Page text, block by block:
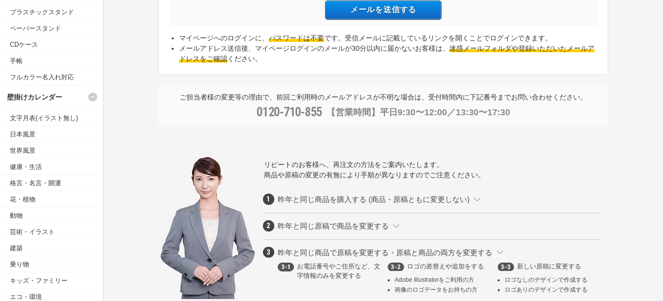
マイページへのログインに、パスワードは不要です。受信メールに記載しているリンクを開くことでログインできます。
メールアドレス送信後、マイページログインのメールが30分以内に届かないお客様は、迷惑メールフォルダや登録いただいたメールア
ドレスをご確認ください。
ご担当者様の変更等の理由で、前回ご利用時のメールアドレスが不明な場合は、受付時間内に下記番号までお問い合わせください。
0120-710-855 【営業時間】 平日9:30〜12:00／13:30〜17:30
リピートのお客様へ、再注文の方法をご案内いたします。
商品や原稿の変更の有無により手順が異なりますのでご注意ください。
昨年と同じ商品を購入する (商品・原稿ともに変更しない)
昨年と同じ原稿で商品を変更する
昨年と同じ商品で原稿を変更する・原稿と商品の両方を変更する
お電話番号やご住所など、文
字情報のみを変更する
ロゴの差替えや追加をする
Adobe Illustratorをご利用の方
画像のロゴデータをお持ちの方
新しい原稿に変更する
ロゴなしのデザインで作成する
ロゴありのデザインで作成する
プラスチックスタンド
ペーパースタンド
CDケース
手帳
フルカラー名入れ対応
壁掛けカレンダー
文字月表(イラスト無し)
日本風景
世界風景
健康・生活
格言・名言・開運
花・植物
動物
芸術・イラスト
建築
乗り物
キッズ・ファミリー
エコ・環境